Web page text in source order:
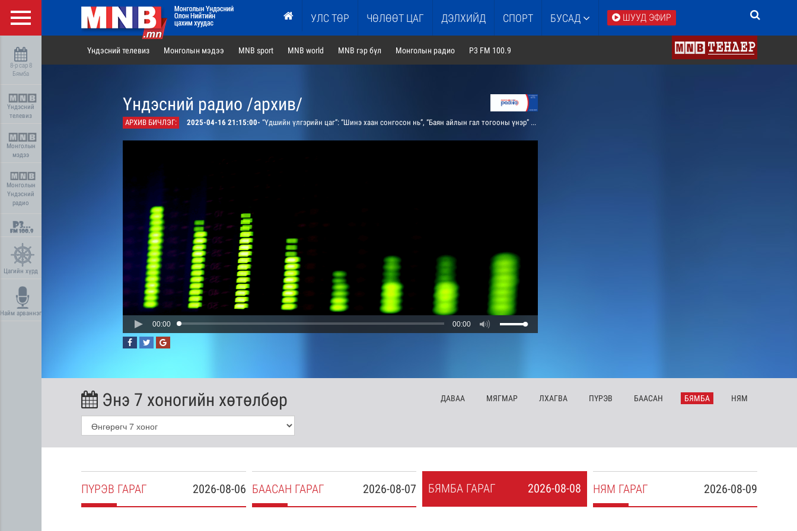
УЛС ТӨР ЧӨЛӨӨТ ЦАГ ДЭЛХИЙД СПОРТ БУСАД ШУУД ЭФИР
8-р сар 8
Бямба
Үндэсний
телевиз
Монголын
мэдээ
Монголын
Үндэсний
радио
Цагийн хүрд
Найм арваннэг
Үндэсний телевиз Монголын мэдээ MNB sport MNB world MNB гэр бүл Монголын радио P3 FM 100.9
Үндэсний радио /архив/
АРХИВ БИЧЛЭГ: 2025-04-16 21:15:00- “Үдшийн үлгэрийн цаг”: “Шинэ хаан сонгосон нь”, “Баян айлын гал тогооны үнэр” үлгэрүүдийг хүүхэд багачууддаа ярьж өгнө.
00:00 00:00
Энэ 7 хоногийн хөтөлбөр ДАВАА МЯГМАР ЛХАГВА ПҮРЭВ БААСАН БЯМБА НЯМ
2026-08-06
ПҮРЭВ ГАРАГ 2026-08-07
БААСАН ГАРАГ 2026-08-08
БЯМБА ГАРАГ 2026-08-09
НЯМ ГАРАГ